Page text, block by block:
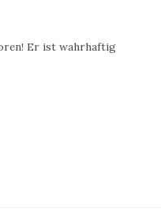
Er ist wahrhaftig